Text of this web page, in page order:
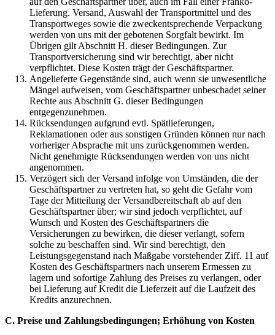
Lieferung. Versand, Auswahl der Transportmittel und des
Transportweges sowie die zweckentsprechende Verpackung
werden von uns mit der gebotenen Sorgfalt bewirkt. Im
Übrigen gilt Abschnitt H. dieser Bedingungen. Zur
Transportversicherung sind wir berechtigt, aber nicht
verpflichtet. Diese Kosten trägt der Geschäftspartner.
Angelieferte Gegenstände sind, auch wenn sie unwesentliche
Mängel aufweisen, vom Geschäftspartner unbeschadet seiner
Rechte aus Abschnitt G. dieser Bedingungen
entgegenzunehmen.
Rücksendungen aufgrund evtl. Spätlieferungen,
Reklamationen oder aus sonstigen Gründen können nur nach
vorheriger Absprache mit uns zurückgenommen werden.
Nicht genehmigte Rücksendungen werden von uns nicht
angenommen.
Verzögert sich der Versand infolge von Umständen, die der
Geschäftspartner zu vertreten hat, so geht die Gefahr vom
Tage der Mitteilung der Versandbereitschaft ab auf den
Geschäftspartner über; wir sind jedoch verpflichtet, auf
Wunsch und Kosten des Geschäftspartners die
Versicherungen zu bewirken, die dieser verlangt, sofern
solche zu beschaffen sind. Wir sind berechtigt, den
Leistungsgegenstand nach Maßgabe vorstehender Ziff. 11 auf
Kosten des Geschäftspartners nach unserem Ermessen zu
lagern und sofortige Zahlung des Preises zu verlangen, oder
bei Lieferung auf Kredit die Lieferzeit auf die Laufzeit des
Kredits anzurechnen.
C. Preise und Zahlungsbedingungen; Erhöhung von Kosten